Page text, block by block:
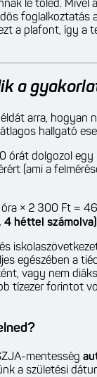
le tőled. Mivel
foglalkoztatás
a plafont, így a
a
arra, hogyan
hallgató
órát dolgozol egy
(ami a
× 2 300 Ft =
4 héttel
egészében a
vagy nem
tízezer forintot
mentesség
a születési